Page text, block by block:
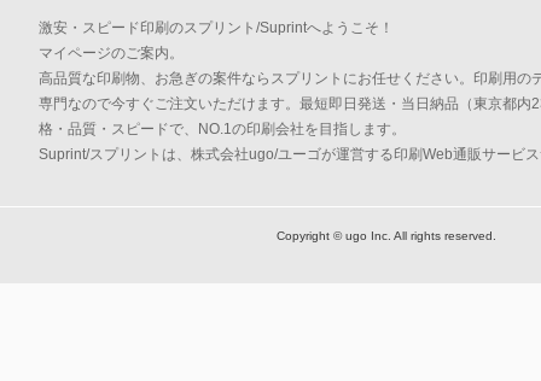
激安・スピード印刷のスプリント/Suprintへようこそ！
マイページのご案内。
高品質な印刷物、お急ぎの案件ならスプリントにお任せください。印刷用の
専門なので今すぐご注文いただけます。最短即日発送・当日納品（東京都内
格・品質・スピードで、NO.1の印刷会社を目指します。
Suprint/スプリントは、株式会社ugo/ユーゴが運営する印刷Web通販サービ
Copyright © ugo Inc. All rights reserved.